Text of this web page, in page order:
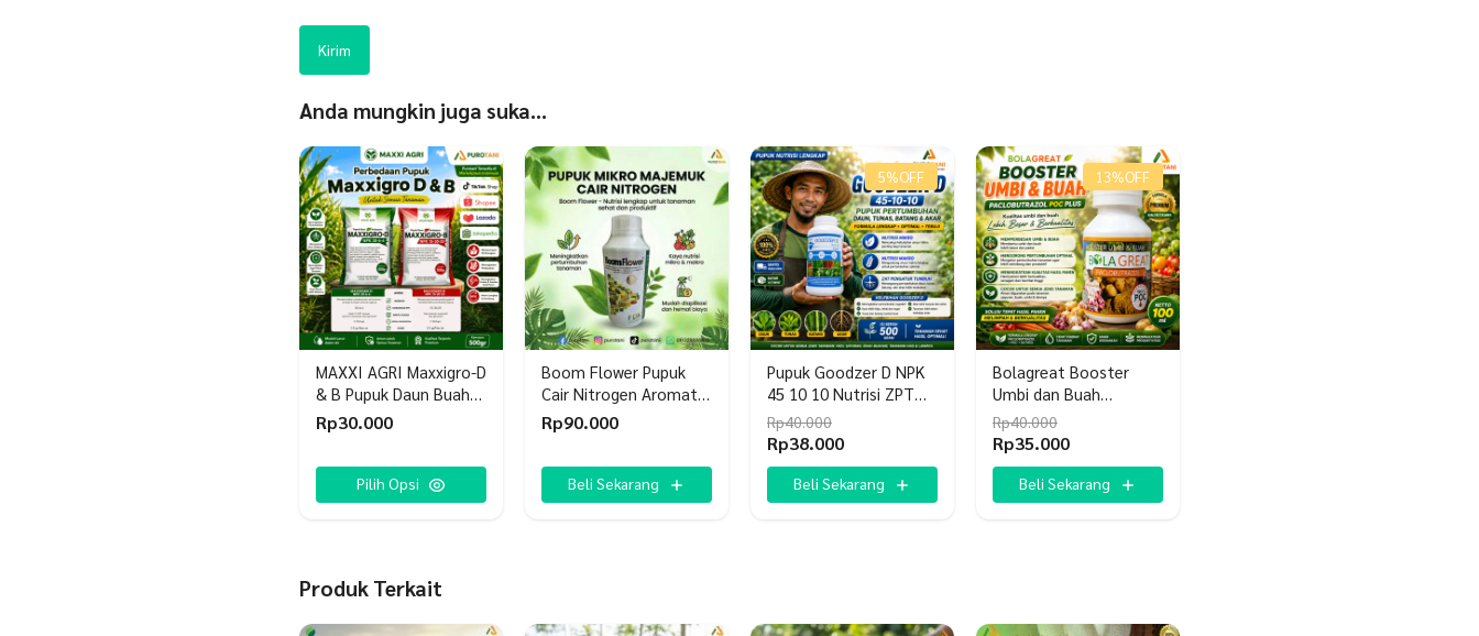
Anda mungkin juga suka…
MAXXI AGRI Maxxigro-D
& B Pupuk Daun Buah
Serbaguna NPK 30-6-6
& 15-30-25
Rp30.000
Pilih Opsi
memiliki
Pilihan
Boom Flower Pupuk
Cair Nitrogen Aromatik
& Akselerator
Tanaman
Rp90.000
Beli Sekarang
5%OFF
Pupuk Goodzer D NPK
45 10 10 Nutrisi ZPT
Hormon
Rp40.000
Harga
aslinya
adalah:
Rp40.000.
Rp38.000Harga
saat
ini
adalah:
Beli Sekarang
13%OFF
Bolagreat Booster
Umbi dan Buah
Paclobutrazol
Rp40.000
Harga
aslinya
adalah:
Rp40.000.
Rp35.000Harga
saat
ini
adalah:
Beli Sekarang
Produk Terkait